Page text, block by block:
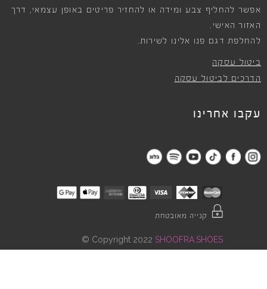
אפשר להחליף צבע ומידה או להחזיר פריטים באופן עצמאי, דרך
האזור האישי.
להחלפת דגם פנו אלינו לשירות.
ביטול עסקה
הדרכים לביטול עסקה
עקבו אחרינו
קנייה מאובטחת
Copyright 2022 SHOOFRA.SHOES
©